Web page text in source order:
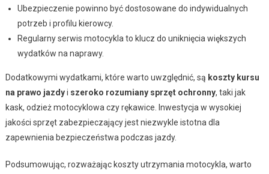
Ubezpieczenie powinno być dostosowane do indywidualnych
potrzeb i profilu kierowcy.
Regularny serwis motocykla to klucz do uniknięcia większych
wydatków na naprawy.
Dodatkowymi wydatkami, które warto uwzględnić, są koszty kursu
na prawo jazdyi szeroko rozumiany sprzęt ochronny, taki jak
kask, odzież motocyklowa czy rękawice. Inwestycja w wysokiej
jakości sprzęt zabezpieczający jest niezwykle istotna dla
zapewnienia bezpieczeństwa podczas jazdy.
Podsumowując, rozważając koszty utrzymania motocykla, warto